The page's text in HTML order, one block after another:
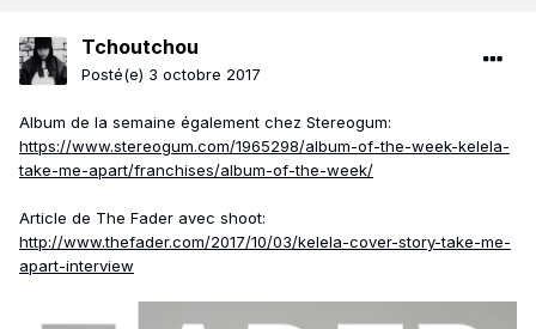
Tchoutchou
Posté(e) 3 octobre 2017
Album de la semaine également chez Stereogum:
https://www.stereogum.com/1965298/album-of-the-week-kelela-
take-me-apart/franchises/album-of-the-week/
Article de The Fader avec shoot:
http://www.thefader.com/2017/10/03/kelela-cover-story-take-me-
apart-interview